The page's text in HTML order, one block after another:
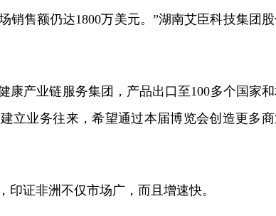
销售额仍达1800万美元。”湖南艾臣科技集团
康产业链服务集团，产品出口至100多个国家
立业务往来，希望通过本届博览会创造更多
印证非洲不仅市场广，而且增速快。